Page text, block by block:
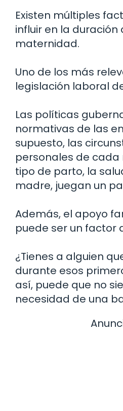
Existen múltiples
influir en la
maternidad.
Uno de los más
legislación laboral
Las políticas
normativas de las
supuesto, las
personales de
tipo de parto, la
madre, juegan un
Además, el apoyo
puede ser un factor
¿Tienes a alguien
durante esos
así, puede que no
necesidad de una